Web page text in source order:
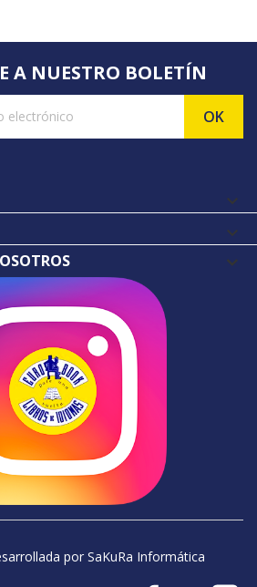
A NUESTRO BOLETÍN


por SaKuRa Informática